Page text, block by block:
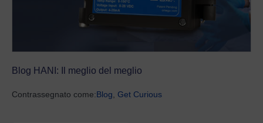
Blog HANI: Il meglio del meglio
Contrassegnato come:Blog Get Curious